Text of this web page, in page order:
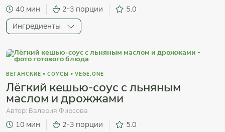
40 мин 2-3 порции
5.0
Ингредиенты
ВЕГАНСКИЕ • СОУСЫ • VEGE.ONE
Лёгкий кешью-соус с льняным
маслом и дрожжами
Автор: Валерия Фирсова
10 мин 2-3 порции
5.0